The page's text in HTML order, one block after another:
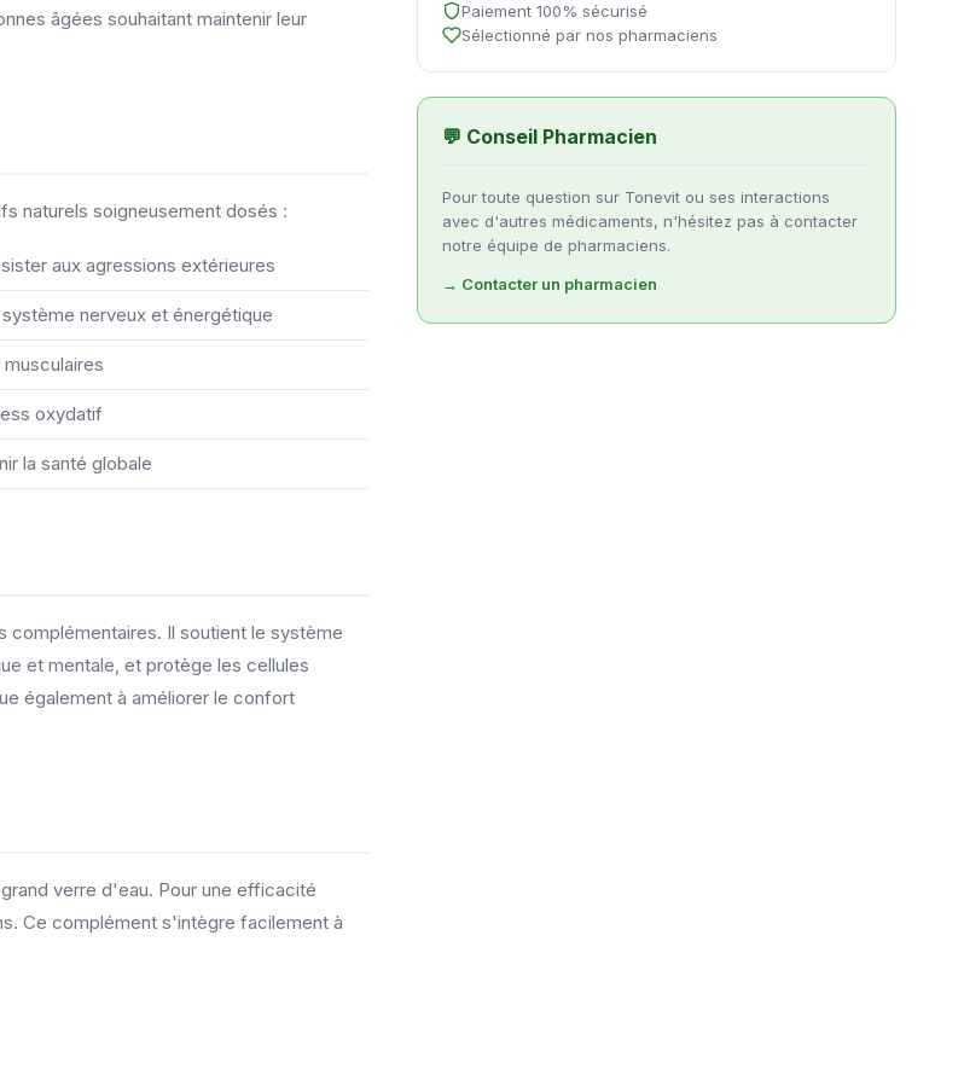
âgées souhaitant maintenir leur
naturels soigneusement dosés :
aux agressions extérieures
nerveux et énergétique
oxydatif
la santé globale
complémentaires. Il soutient le système
et mentale, et protège les cellules
également à améliorer le confort
verre d'eau. Pour une efficacité
Ce complément s'intègre facilement à
Paiement 100% sécurisé
Sélectionné par nos pharmaciens
💬 Conseil Pharmacien
Pour toute question sur Tonevit ou ses interactions
avec d'autres médicaments, n'hésitez pas à contacter
notre équipe de pharmaciens.
→ Contacter un pharmacien